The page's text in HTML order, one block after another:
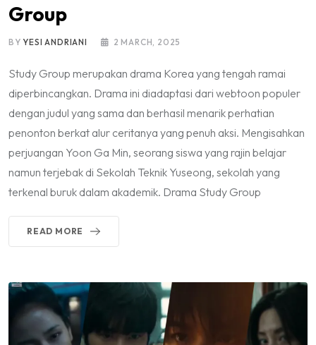
Group
BY YESI ANDRIANI 2 MARCH, 2025
Study Group merupakan drama Korea yang tengah ramai
diperbincangkan. Drama ini diadaptasi dari webtoon populer
dengan judul yang sama dan berhasil menarik perhatian
penonton berkat alur ceritanya yang penuh aksi. Mengisahkan
perjuangan Yoon Ga Min, seorang siswa yang rajin belajar
namun terjebak di Sekolah Teknik Yuseong, sekolah yang
terkenal buruk dalam akademik. Drama Study Group
READ MORE